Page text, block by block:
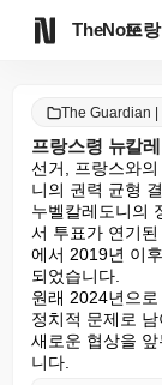
TheNote
The Guardian |
프랑스령 뉴칼
선거, 프랑스와
니의 권력 균형
누벨칼레도니의
서 투표가 연기
에서 2019년 이
되었습니다.
원래 2024년으
정치적 문제로
새로운 협상을
니다.